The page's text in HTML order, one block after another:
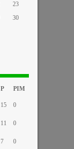
23
30
P PIM
15 0
11 0
7 0